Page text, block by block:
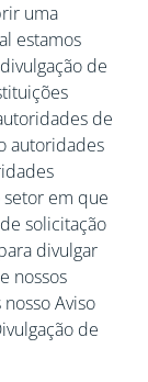
uma
estamos
de
de
autoridades
em que
solicitação
divulgar
nossos
Aviso
de